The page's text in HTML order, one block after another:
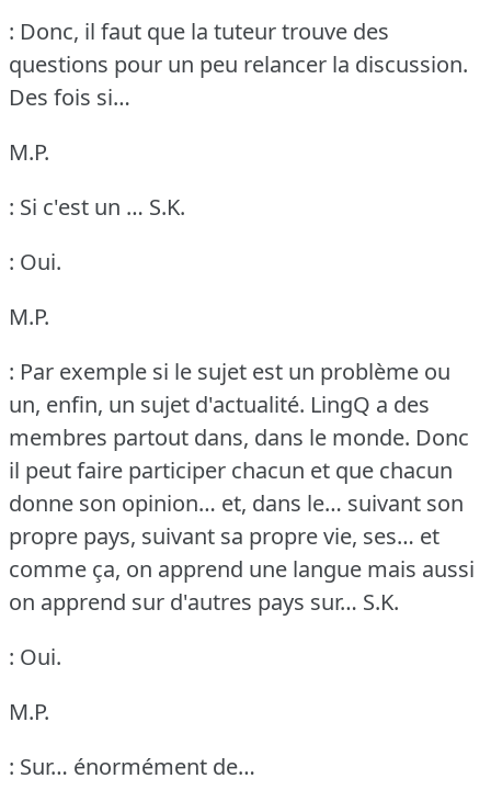
: Donc, il faut que la tuteur trouve des
questions pour un peu relancer la discussion.
Des fois si…
M.P.
: Si c'est un … S.K.
: Oui.
M.P.
: Par exemple si le sujet est un problème ou
un, enfin, un sujet d'actualité. LingQ a des
membres partout dans, dans le monde. Donc
il peut faire participer chacun et que chacun
donne son opinion… et, dans le… suivant son
propre pays, suivant sa propre vie, ses… et
comme ça, on apprend une langue mais aussi
on apprend sur d'autres pays sur… S.K.
: Oui.
M.P.
: Sur… énormément de…